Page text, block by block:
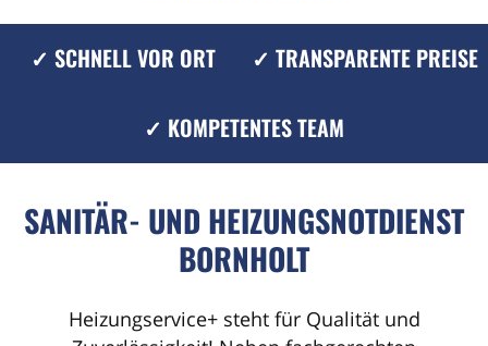
✓ SCHNELL VOR ORT ✓ TRANSPARENTE PREISE
✓ KOMPETENTES TEAM
SANITÄR- UND HEIZUNGSNOTDIENST
BORNHOLT
Heizungservice+ steht für Qualität und